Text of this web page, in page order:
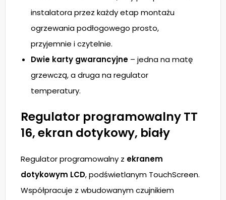
instalatora przez każdy etap montażu
ogrzewania podłogowego prosto,
przyjemnie i czytelnie.
Dwie karty gwarancyjne – jedna na matę
grzewczą, a druga na regulator
temperatury.
Regulator programowalny TT
16, ekran dotykowy, biały
Regulator programowalny z ekranem
dotykowym LCD, podświetlanym TouchScreen.
Współpracuje z wbudowanym czujnikiem